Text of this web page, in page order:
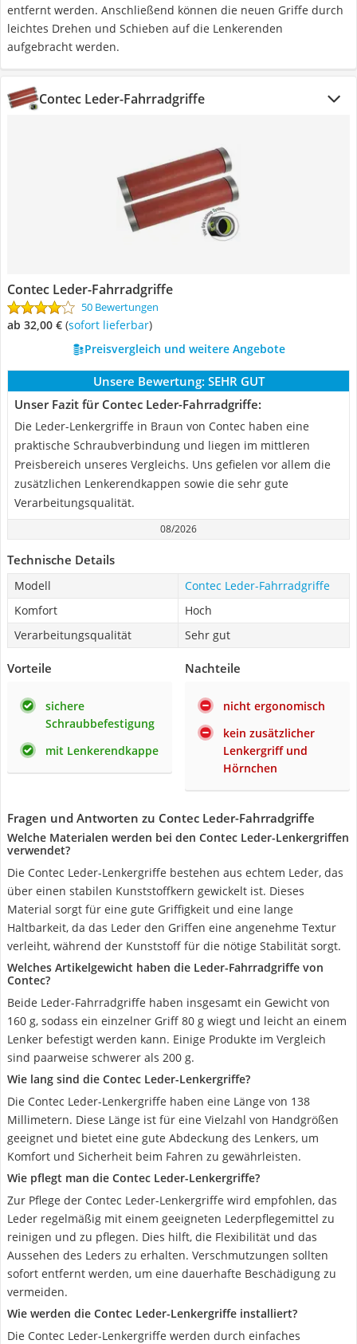
entfernt werden. Anschließend können die neuen Griffe durch
leichtes Drehen und Schieben auf die Lenkerenden
aufgebracht werden.
Contec Leder-Fahrradgriffe
Contec Leder-Fahrradgriffe
50 Bewertungen
ab 32,00 € ( Sofort lieferbar)
Preisvergleich und weitere Angebote
Unsere Bewertung: SEHR GUT
Unser Fazit für Contec Leder-Fahrradgriffe:
Die Leder-Lenkergriffe in Braun von Contec haben eine
praktische Schraubverbindung und liegen im mittleren
Preisbereich unseres Vergleichs. Uns gefielen vor allem die
zusätzlichen Lenkerendkappen sowie die sehr gute
Verarbeitungsqualität.
08/2026
Technische Details
Modell
Contec Leder-Fahrradgriffe
Komfort
Hoch
Verarbeitungsqualität
Sehr gut
Vorteile
sichere
Schraubbefestigung
mit Lenkerendkappe
Nachteile
nicht ergonomisch
kein zusätzlicher
Lenkergriff und
Hörnchen
Fragen und Antworten zu Contec Leder-Fahrradgriffe
Welche Materialen werden bei den Contec Leder-Lenkergriffen
verwendet?
Die Contec Leder-Lenkergriffe bestehen aus echtem Leder, das
über einen stabilen Kunststoffkern gewickelt ist. Dieses
Material sorgt für eine gute Griffigkeit und eine lange
Haltbarkeit, da das Leder den Griffen eine angenehme Textur
verleiht, während der Kunststoff für die nötige Stabilität sorgt.
Welches Artikelgewicht haben die Leder-Fahrradgriffe von
Contec?
Beide Leder-Fahrradgriffe haben insgesamt ein Gewicht von
160 g, sodass ein einzelner Griff 80 g wiegt und leicht an einem
Lenker befestigt werden kann. Einige Produkte im Vergleich
sind paarweise schwerer als 200 g.
Wie lang sind die Contec Leder-Lenkergriffe?
Die Contec Leder-Lenkergriffe haben eine Länge von 138
Millimetern. Diese Länge ist für eine Vielzahl von Handgrößen
geeignet und bietet eine gute Abdeckung des Lenkers, um
Komfort und Sicherheit beim Fahren zu gewährleisten.
Wie pflegt man die Contec Leder-Lenkergriffe?
Zur Pflege der Contec Leder-Lenkergriffe wird empfohlen, das
Leder regelmäßig mit einem geeigneten Lederpflegemittel zu
reinigen und zu pflegen. Dies hilft, die Flexibilität und das
Aussehen des Leders zu erhalten. Verschmutzungen sollten
sofort entfernt werden, um eine dauerhafte Beschädigung zu
vermeiden.
Wie werden die Contec Leder-Lenkergriffe installiert?
Die Contec Leder-Lenkergriffe werden durch einfaches